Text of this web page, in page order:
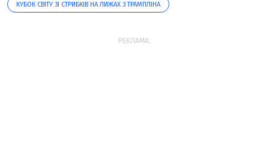
КУБОК СВІТУ ЗІ СТРИБКІВ НА ЛИЖАХ З ТРАМПЛІНА
РЕКЛАМА: